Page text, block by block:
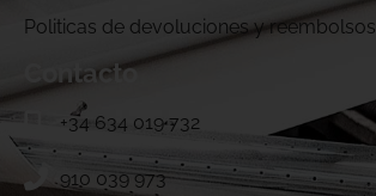
Politicas de devoluciones y reembolsos
Contacto
+34 634 019 732
910 039 973